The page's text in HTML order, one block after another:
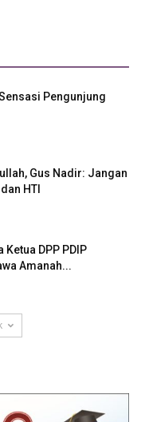
Pengunjung
Gus Nadir: Jangan
HTI
Ketua DPP PDIP
Amanah...